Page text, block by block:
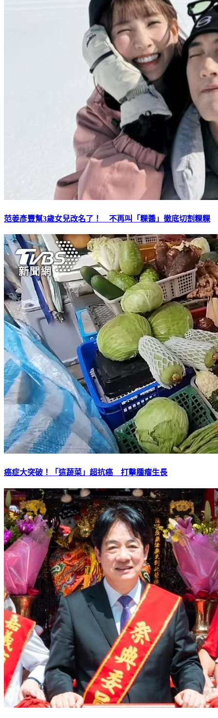
范姜彥豐幫3歲女兒改名了！ 不再叫「粿醬」徹底切割粿粿
癌症大突破！「這蔬菜」超抗癌 打擊腫瘤生長